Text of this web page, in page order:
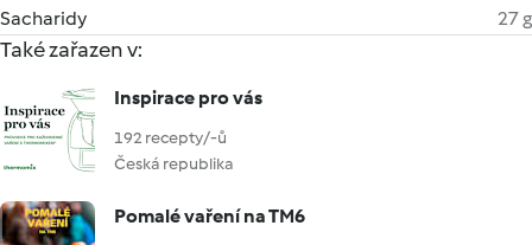
Sacharidy
27 g
Také zařazen v:
Inspirace pro vás
192 recepty/-ů
Česká republika
Pomalé vaření na TM6